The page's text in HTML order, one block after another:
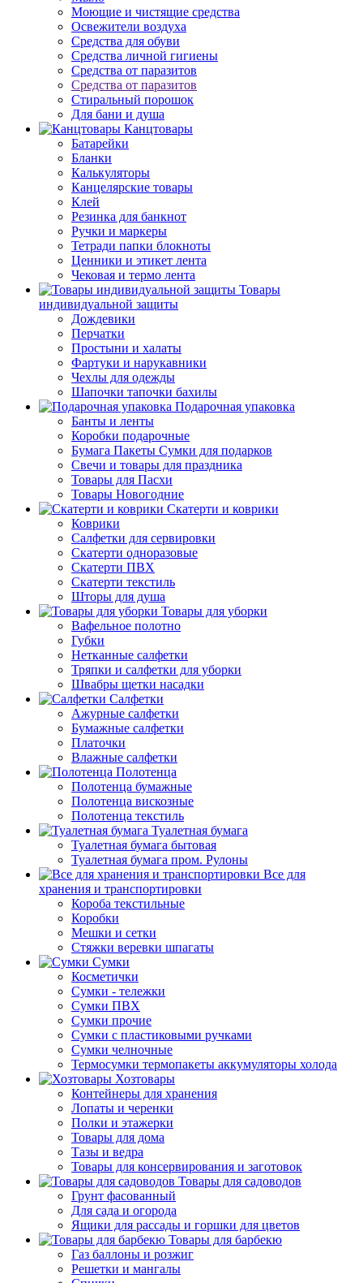
Моющие и чистящие средства
Освежители воздуха
Средства для обуви
Средства личной гигиены
Средства от паразитов
Средства от паразитов
Стиральный порошок
Для бани и душа
Канцтовары
Батарейки
Бланки
Калькуляторы
Канцелярские товары
Клей
Резинка для банкнот
Ручки и маркеры
Тетради папки блокноты
Ценники и этикет лента
Чековая и термо лента
Товары
индивидуальной защиты
Дождевики
Перчатки
Простыни и халаты
Фартуки и нарукавники
Чехлы для одежды
Шапочки тапочки бахилы
Подарочная упаковка
Банты и ленты
Коробки подарочные
Бумага Пакеты Сумки для подарков
Свечи и товары для праздника
Товары для Пасхи
Товары Новогодние
Скатерти и коврики
Коврики
Салфетки для сервировки
Скатерти одноразовые
Скатерти ПВХ
Скатерти текстиль
Шторы для душа
Товары для уборки
Вафельное полотно
Губки
Нетканные салфетки
Тряпки и салфетки для уборки
Швабры щетки насадки
Салфетки
Ажурные салфетки
Бумажные салфетки
Платочки
Влажные салфетки
Полотенца
Полотенца бумажные
Полотенца вискозные
Полотенца текстиль
Туалетная бумага
Туалетная бумага бытовая
Туалетная бумага пром. Рулоны
Все для
хранения и транспортировки
Короба текстильные
Коробки
Мешки и сетки
Стяжки веревки шпагаты
Сумки
Косметички
Сумки - тележки
Сумки ПВХ
Сумки прочие
Сумки с пластиковыми ручками
Сумки челночные
Термосумки термопакеты аккумуляторы холода
Хозтовары
Контейнеры для хранения
Лопаты и черенки
Полки и этажерки
Товары для дома
Тазы и ведра
Товары для консервирования и заготовок
Товары для садоводов
Грунт фасованный
Для сада и огорода
Ящики для рассады и горшки для цветов
Товары для барбекю
Газ баллоны и розжиг
Решетки и мангалы